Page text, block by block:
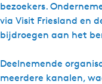
bezoekers.
via Visit Friesland en
bijdroegen aan het
Deelnemende
meerdere kanalen,